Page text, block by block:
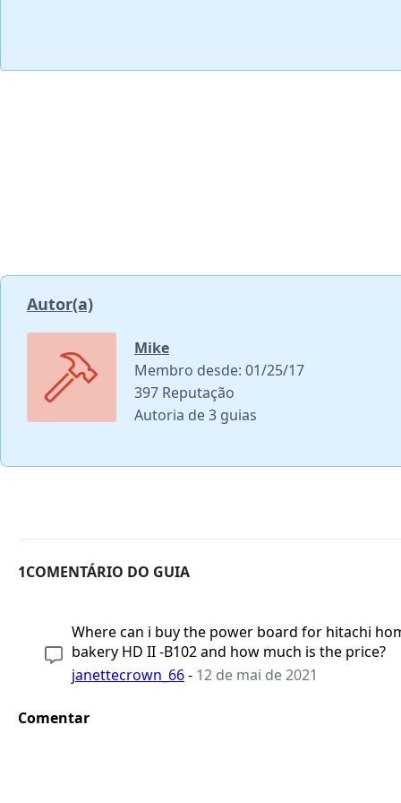
Autor(a)
Mike
Membro desde: 01/25/17
397 Reputação
Autoria de 3 guias
1COMENTÁRIO DO GUIA
Where can i buy the power board for hitachi
bakery HD II -B102 and how much is the price?
janettecrown_66- 12 de mai de 2021
Comentar